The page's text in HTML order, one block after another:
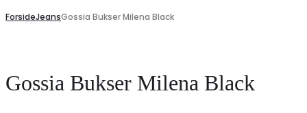
ForsideJeansGossia Bukser Milena Black
Gossia Bukser Milena Black